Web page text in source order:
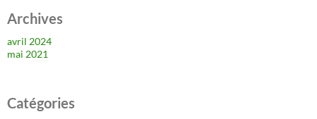
Archives
avril 2024
mai 2021
Catégories